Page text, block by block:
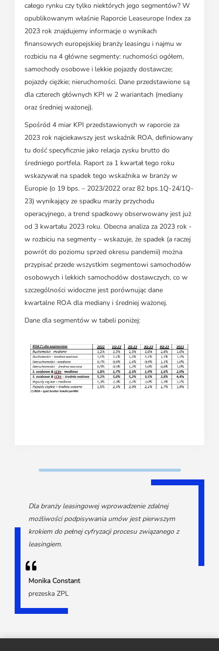
całego rynku czy tylko niektórych jego segmentów? W
opublikowanym właśnie Raporcie Leaseurope Index za
2023 rok znajdujemy informacje o wynikach
finansowych europejskiej branży leasingu i najmu w
rozbiciu na 4 główne segmenty: ruchomości ogółem,
samochody osobowe i lekkie pojazdy dostawcze;
pojazdy ciężkie; nieruchomości. Dane przedstawione są
dla czterech głównych KPI w 2 wariantach (mediany
oraz średniej ważonej).
Spośród 4 miar KPI przedstawionych w raporcie za
2023 rok najciekawszy jest wskaźnik ROA, definiowany
tu dość specyficznie jako relacja zysku brutto do
średniego portfela. Raport za 1 kwartał tego roku
wskazywał na spadek tego wskaźnika w branży w
Europie (o 19 bps. – 2023/2022 oraz 82 bps.1Q-24/1Q-
23) wynikający ze spadku marży przychodu
operacyjnego, a trend spadkowy obserwowany jest już
od 3 kwartału 2023 roku. Obecna analiza za 2023 rok -
w rozbiciu na segmenty – wskazuje, że spadek (a raczej
powrót do poziomu sprzed okresu pandemii) można
przypisać przede wszystkim segmentowi samochodów
osobowych i lekkich samochodów dostawczych, co w
szczególności widoczne jest porównując dane
kwartalne ROA dla mediany i średniej ważonej.
Dane dla segmentów w tabeli poniżej:
Dla branży leasingowej wprowadzenie zdalnej
możliwości podpisywania umów jest pierwszym
krokiem do pełnej cyfryzacji procesu związanego z
leasingiem.
Monika Constant
prezeska ZPL